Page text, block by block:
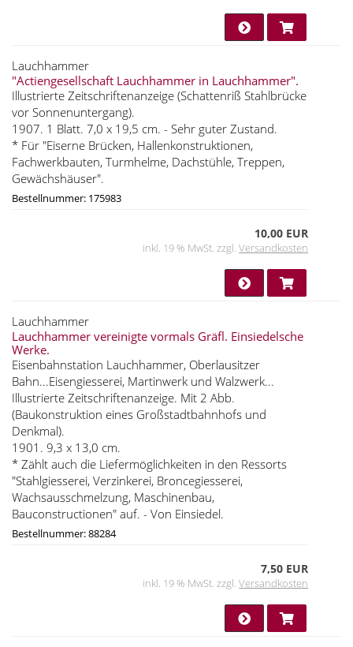
Lauchhammer
"Actiengesellschaft Lauchhammer in Lauchhammer".
Illustrierte Zeitschriftenanzeige (Schattenriß Stahlbrücke
vor Sonnenuntergang).
1907. 1 Blatt. 7,0 x 19,5 cm. - Sehr guter Zustand.
* Für "Eiserne Brücken, Hallenkonstruktionen,
Fachwerkbauten, Turmhelme, Dachstühle, Treppen,
Gewächshäuser".
Bestellnummer: 175983
10,00 EUR
inkl. 19 % MwSt. zzgl.Versandkosten
Lauchhammer
Lauchhammer vereinigte vormals Gräfl. Einsiedelsche
Werke.
Eisenbahnstation Lauchhammer, Oberlausitzer
Bahn...Eisengiesserei, Martinwerk und Walzwerk...
Illustrierte Zeitschriftenanzeige. Mit 2 Abb.
(Baukonstruktion eines Großstadtbahnhofs und
Denkmal).
1901. 9,3 x 13,0 cm.
* Zählt auch die Liefermöglichkeiten in den Ressorts
"Stahlgiesserei, Verzinkerei, Broncegiesserei,
Wachsausschmelzung, Maschinenbau,
Bauconstructionen" auf. - Von Einsiedel.
Bestellnummer: 88284
7,50 EUR
inkl. 19 % MwSt. zzgl.Versandkosten